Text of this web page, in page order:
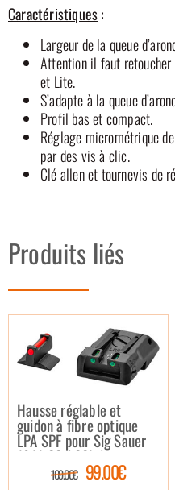
Caractéristiques:
Largeur de la queue
Attention il faut
et Lite.
S’adapte à la queue
Profil bas et compact.
Réglage micrométrique
par des vis à clic.
Clé allen et tournevis de
Produits liés
Hausse réglable et
guidon à fibre optique
LPA SPF pour Sig Sauer
1911-22 (.22Lr)
109.00€ 99.00€